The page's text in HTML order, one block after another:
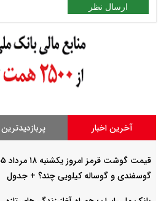
ارسال نظر
آخرین اخبار پربازدیدترین
گوسفندی و گوساله کیلویی چند؟ + جدول